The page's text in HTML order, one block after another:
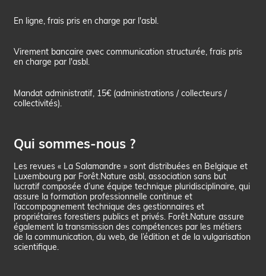
En ligne, frais pris en charge par l'asbl.
Virement bancaire avec communication structurée, frais pris
en charge par l'asbl.
Mandat administratif, 15€ (administrations / collecteurs /
collectivités).
Qui sommes-nous ?
Les revues « La Salamandre » sont distribuées en Belgique et
Luxembourg par Forêt.Nature asbl, association sans but
lucratif composée d’une équipe technique pluridisciplinaire, qui
assure la formation professionnelle continue et
l’accompagnement technique des gestionnaires et
propriétaires forestiers publics et privés. Forêt.Nature assure
également la transmission des compétences par les métiers
de la communication, du web, de l’édition et de la vulgarisation
scientifique.